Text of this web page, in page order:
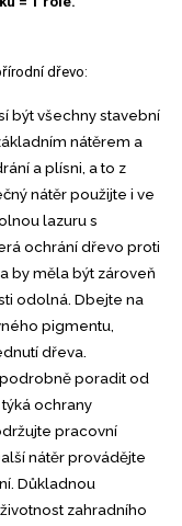
dřevo:
být všechny stavební
nátěrem a
a plísni, a to z
nátěr použijte i ve
lazuru s
ochrání dřevo proti
by měla být zároveň
odolná. Dbejte na
pigmentu,
dřeva.
poradit od
ochrany
pracovní
nátěr provádějte
Důkladnou
zahradního